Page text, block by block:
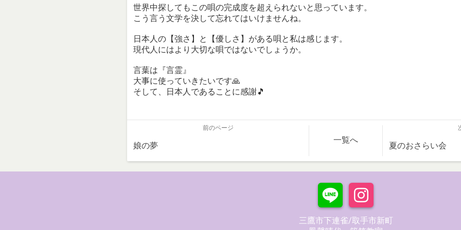
世界中探してもこの唄の完成度を超えられないと思っています。
こう言う文学を決して忘れてはいけませんね。
日本人の【強さ】と【優しさ】がある唄と私は感じます。
現代人にはより大切な唄ではないでしょうか。
言葉は『言霊』
大事に使っていきたいです🙏
そして、日本人であることに感謝🎵
前のページ
娘の夢
一覧へ
夏のおさらい会
三鷹市下連雀/取手市新町